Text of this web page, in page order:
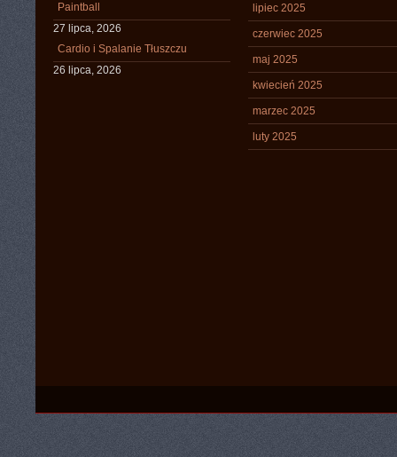
Paintball
27 lipca, 2026
Cardio i Spalanie Tłuszczu
26 lipca, 2026
lipiec 2025
czerwiec 2025
maj 2025
kwiecień 2025
marzec 2025
luty 2025